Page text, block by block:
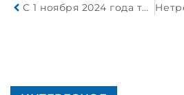
С 1 ноября 2024 года транспортная инспекция изъяла 63 легковых автомобиля